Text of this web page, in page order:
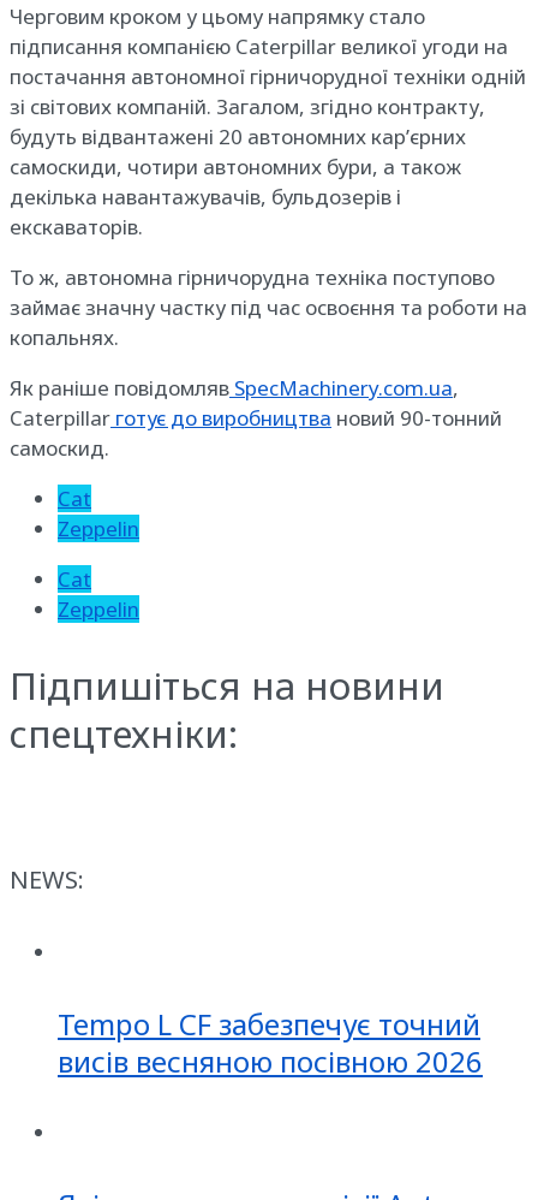
Черговим кроком у цьому напрямку стало
підписання компанією Caterpillar великої угоди на
постачання автономної гірничорудної техніки одній
зі світових компаній. Загалом, згідно контракту,
будуть відвантажені 20 автономних кар’єрних
самоскиди, чотири автономних бури, а також
декілька навантажувачів, бульдозерів і
екскаваторів.
То ж, автономна гірничорудна техніка поступово
займає значну частку під час освоєння та роботи на
копальнях.
Як раніше повідомляв SpecMachinery.com.ua,
Caterpillar готує до виробництва новий 90-тонний
самоскид.
Cat
Zeppelin
Cat
Zeppelin
Підпишіться на новини
спецтехніки:
NEWS:
Tempo L CF забезпечує точний
висів весняною посівною 2026